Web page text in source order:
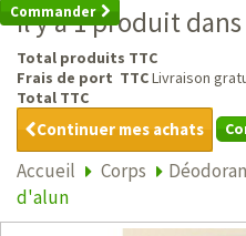
Commander
Il y a 1 produit
Total produits TTC
Frais de port TTCLivraison
Total TTC
Continuer mes achats
Accueil Corps
d'alun